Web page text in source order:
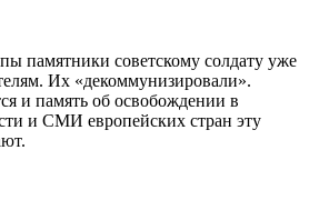
памятники советскому солдату уже
Их «декоммунизировали».
и память об освобождении в
и СМИ европейских стран эту